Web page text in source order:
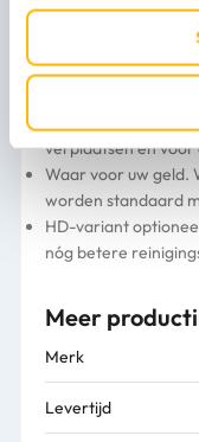
start systeem en
Kwalitatief
bedieningsstang,
verplaatsen en
Waar voor uw geld.
worden standaard
HD-variant
nóg betere
Meer
Merk
Levertijd